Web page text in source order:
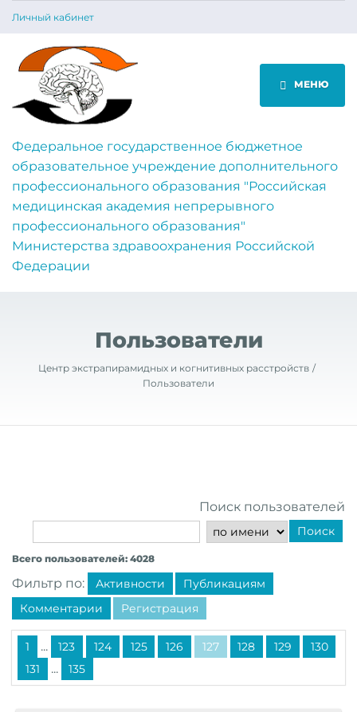
Личный кабинет
МЕНЮ
Федеральное государственное бюджетное
образовательное учреждение дополнительного
профессионального образования "Российская
медицинская академия непрерывного
профессионального образования"
Министерства здравоохранения Российской
Федерации
Пользователи
Центр экстрапирамидных и когнитивных расстройств
Пользователи
Поиск пользователей
Поиск
Всего пользователей: 4028
Фильтр по: Активности
Публикациям
Комментарии
Регистрация
1 ... 123 124 125 126 127 128 129
130
131
... 135